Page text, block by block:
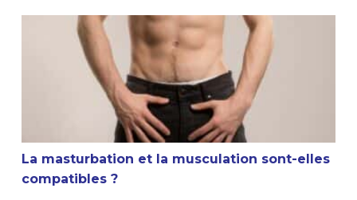
La masturbation et la musculation sont-elles
La masturbation et la musculation sont-elles
compatibles ?